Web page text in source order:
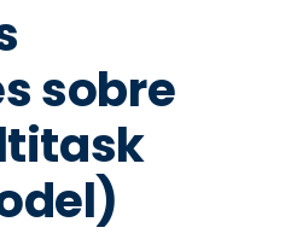
sobre